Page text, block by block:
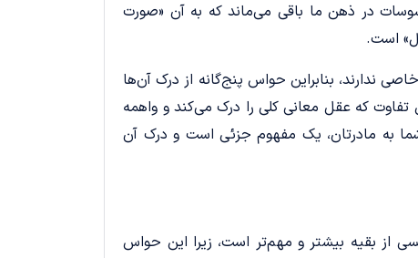
در ذهن ما باقی می‌ماند که به آن «صورت
است.
ندارند، بنابراین حواس پنج‌گانه از درک آن‌ها
تفاوت که عقل معانی کلی را درک می‌کند و واهمه
به مادرتان، یک مفهوم جزئی است و درک آن
از بقیه بیشتر و مهم‌تر است، زیرا این حواس